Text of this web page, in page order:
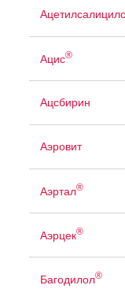
Ацис®
Ацсбирин
Аэровит
Аэртал®
Аэрцек®
Багодилол®